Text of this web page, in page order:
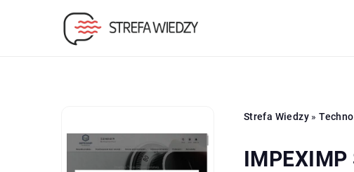
Strefa Wiedzy»